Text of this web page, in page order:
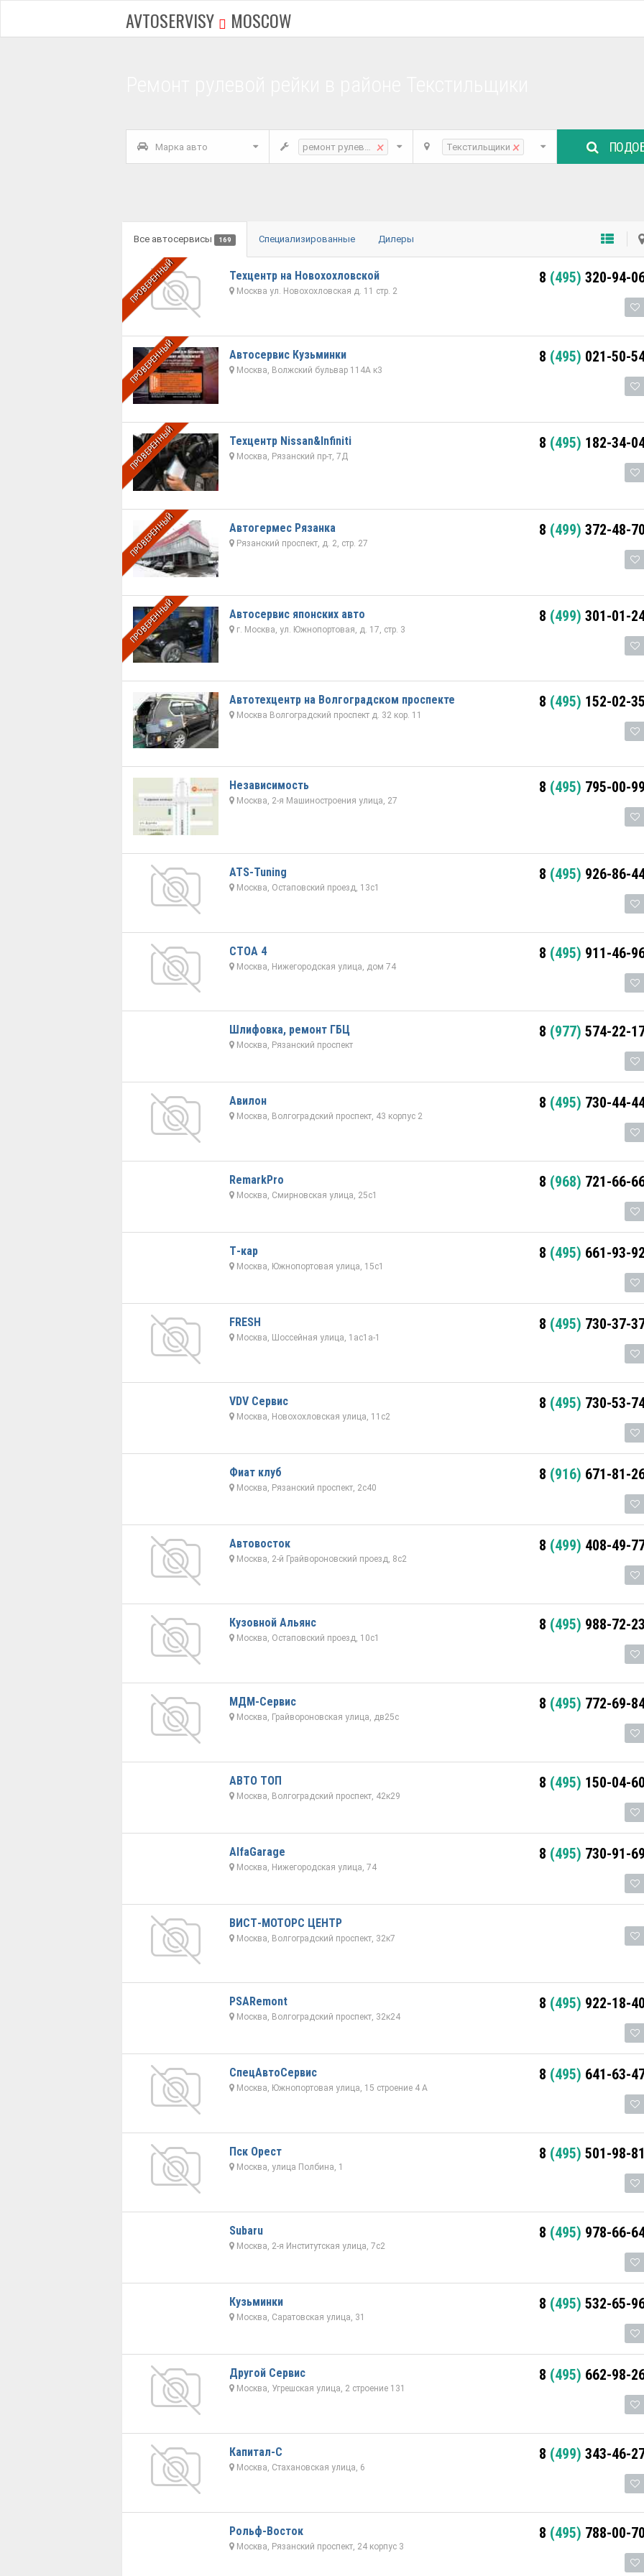
AVTOSERVISY MOSCOW
Марка авто ремонт рулевой рейки
× Текстильщики ×
Все автосервисы 169 Специализированные Дилеры
ПРОВЕРЕННЫЙ Техцентр на Новохохловской
Москва ул. Новохохловская д. 11 стр. 2
8 (495) 320-94-
ПРОВЕРЕННЫЙ Автосервис Кузьминки
Москва, Волжский бульвар 114А к3
8 (495) 021-50-
ПРОВЕРЕННЫЙ Техцентр Nissan&Infiniti
Москва, Рязанский пр-т, 7Д
8 (495) 182-34-
ПРОВЕРЕННЫЙ Автогермес Рязанка
Рязанский проспект, д. 2, стр. 27
8 (499) 372-48-70
ПРОВЕРЕННЫЙ Автосервис японских авто
г. Москва, ул. Южнопортовая, д. 17, стр. 3
8 (499) 301-01-
Автотехцентр на Волгоградском проспекте
Москва Волгоградский проспект д. 32 кор. 11
8 (495) 152-02-35
Независимость
Москва, 2-я Машиностроения улица, 27
8 (495) 795-00-99
ATS-Tuning
Москва, Остаповский проезд, 13с1
8 (495) 926-86-
СТОА 4
Москва, Нижегородская улица, дом 74
8 (495) 911-46-
Шлифовка, ремонт ГБЦ
Москва, Рязанский проспект
8 (977) 574-22-
Авилон
Москва, Волгоградский проспект, 43 корпус 2
8 (495) 730-44-
RemarkPro
Москва, Смирновская улица, 25с1
8 (968) 721-66-
Т-кар
Москва, Южнопортовая улица, 15с1
8 (495) 661-93-92
FRESH
Москва, Шоссейная улица, 1ас1а-1
8 (495) 730-37-
VDV Сервис
Москва, Новохохловская улица, 11с2
8 (495) 730-53-
Фиат клуб
Москва, Рязанский проспект, 2с40
8 (916) 671-81-
Автовосток
Москва, 2-й Грайвороновский проезд, 8с2
8 (499) 408-49-
Кузовной Альянс
Москва, Остаповский проезд, 10с1
8 (495) 988-72-23
МДМ-Сервис
Москва, Грайвороновская улица, дв25с
8 (495) 772-69-
АВТО ТОП
Москва, Волгоградский проспект, 42к29
8 (495) 150-04-60
AlfaGarage
Москва, Нижегородская улица, 74
8 (495) 730-91-69
ВИСТ-МОТОРС ЦЕНТР
Москва, Волгоградский проспект, 32к7
PSARemont
Москва, Волгоградский проспект, 32к24
8 (495) 922-18-40
СпецАвтоСервис
Москва, Южнопортовая улица, 15 строение 4 А
8 (495) 641-63-
Пск Орест
Москва, улица Полбина, 1
8 (495) 501-98-81
Subaru
Москва, 2-я Институтская улица, 7с2
8 (495) 978-66-
Кузьминки
Москва, Саратовская улица, 31
8 (495) 532-65-
Другой Сервис
Москва, Угрешская улица, 2 строение 131
8 (495) 662-98-
Капитал-С
Москва, Стахановская улица, 6
8 (499) 343-46-
Рольф-Восток
Москва, Рязанский проспект, 24 корпус 3
8 (495) 788-00-70